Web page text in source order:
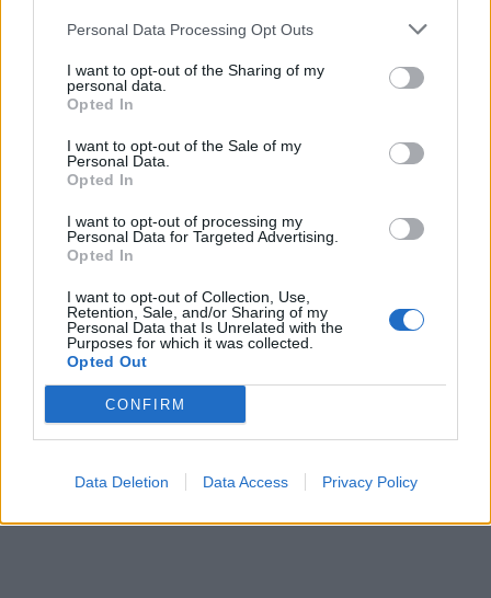
Personal Data Processing Opt Outs
I want to opt-out of the Sharing of my
personal data.
Opted In
I want to opt-out of the Sale of my
Personal Data.
Opted In
I want to opt-out of processing my
Personal Data for Targeted Advertising.
Opted In
I want to opt-out of Collection, Use,
Retention, Sale, and/or Sharing of my
Personal Data that Is Unrelated with the
Purposes for which it was collected.
Opted Out
CONFIRM
Data Deletion Data Access Privacy Policy
Προσφορέςέως -10%!
greekbooks.gr: